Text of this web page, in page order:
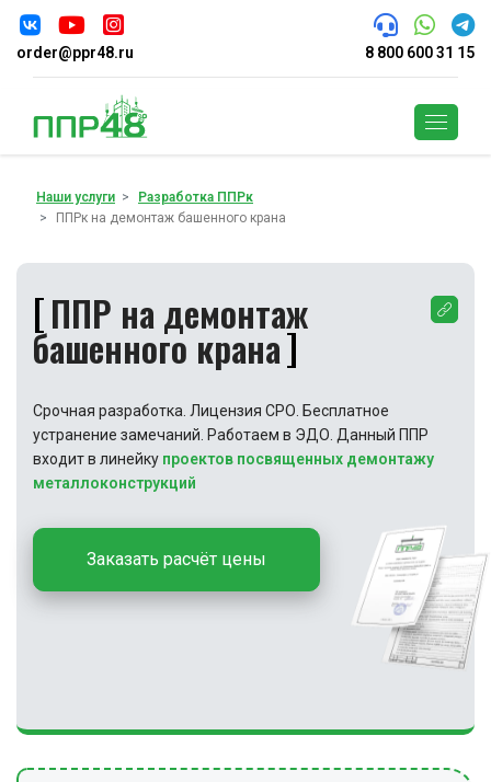
order@ppr48.ru 8 800 600 31 15
Наши услуги
Разработка ППРк
ППРк на демонтаж башенного крана
ППР на демонтаж
башенного крана
Срочная разработка. Лицензия СРО. Бесплатное
устранение замечаний. Работаем в ЭДО. Данный ППР
входит в линейку проектов посвященных демонтажу
металлоконструкций
Заказать расчёт цены